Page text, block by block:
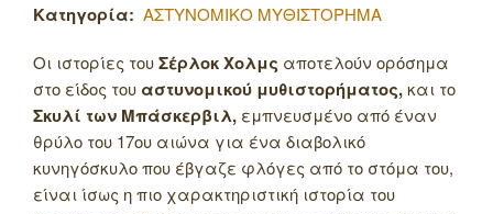
Κατηγορία: ΑΣΤΥΝΟΜΙΚΟ ΜΥΘΙΣΤΟΡΗΜΑ
Οι ιστορίες τουΣέρλοκ Χολμς αποτελούν ορόσημα
στο είδος του αστυνομικού μυθιστορήματος,και το
Σκυλί των Μπάσκερβιλ, εμπνευσμένο από έναν
θρύλο του 17ου αιώνα για ένα διαβολικό
κυνηγόσκυλο που έβγαζε φλόγες από το στόμα του,
είναι ίσως η πιο χαρακτηριστική ιστορία του